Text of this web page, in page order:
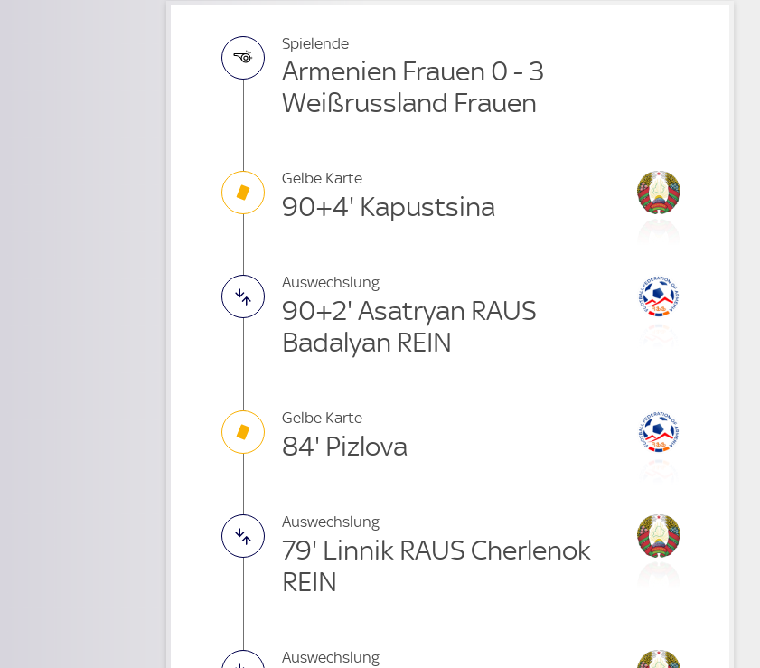
Spielende
Armenien Frauen 0 - 3
Weißrussland Frauen
Gelbe Karte
90+4' Kapustsina
Auswechslung
90+2' Asatryan RAUS
Badalyan REIN
Gelbe Karte
84' Pizlova
Auswechslung
79' Linnik RAUS Cherlenok
REIN
Auswechslung